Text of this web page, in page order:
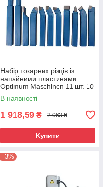
Набір токарних різців із
напайними пластинами
Optimum Maschinen 11 шт. 10
мм
В наявності
1 918,59 ₴ 2 063 ₴
Купити
–3%